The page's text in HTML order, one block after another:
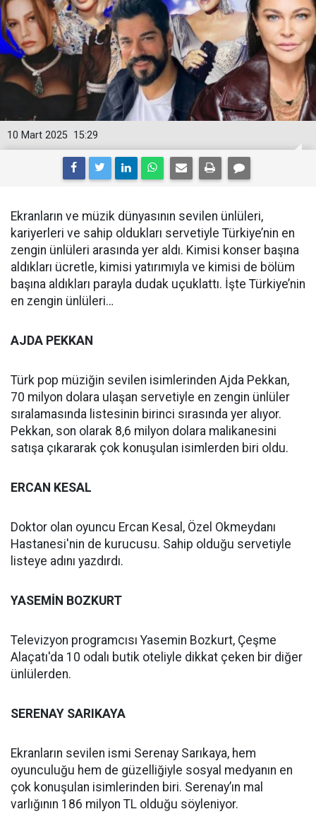
15:29
10 Mart 2025
Ekranların ve müzik dünyasının sevilen ünlüleri,
kariyerleri ve sahip oldukları servetiyle Türkiye’nin en
zengin ünlüleri arasında yer aldı. Kimisi konser başına
aldıkları ücretle, kimisi yatırımıyla ve kimisi de bölüm
başına aldıkları parayla dudak uçuklattı. İşte Türkiye’nin
en zengin ünlüleri…
AJDA PEKKAN
Türk pop müziğin sevilen isimlerinden Ajda Pekkan,
70 milyon dolara ulaşan servetiyle en zengin ünlüler
sıralamasında listesinin birinci sırasında yer alıyor.
Pekkan, son olarak 8,6 milyon dolara malikanesini
satışa çıkararak çok konuşulan isimlerden biri oldu.
ERCAN KESAL
Doktor olan oyuncu Ercan Kesal, Özel Okmeydanı
Hastanesi'nin de kurucusu. Sahip olduğu servetiyle
listeye adını yazdırdı.
YASEMİN BOZKURT
Televizyon programcısı Yasemin Bozkurt, Çeşme
Alaçatı'da 10 odalı butik oteliyle dikkat çeken bir diğer
ünlülerden.
SERENAY SARIKAYA
Ekranların sevilen ismi Serenay Sarıkaya, hem
oyunculuğu hem de güzelliğiyle sosyal medyanın en
çok konuşulan isimlerinden biri. Serenay’ın mal
varlığının 186 milyon TL olduğu söyleniyor.